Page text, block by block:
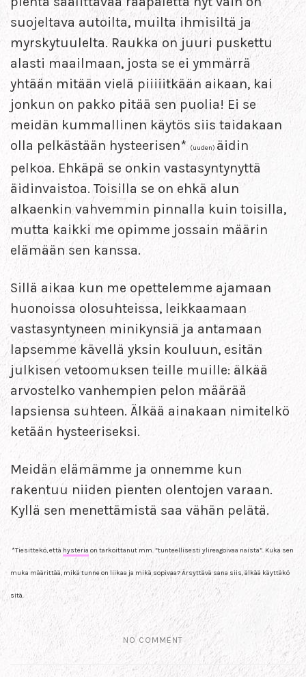
suojeltava autoilta, muilta ihmisiltä ja
myrskytuulelta. Raukka on juuri puskettu
alasti maailmaan, josta se ei ymmärrä
yhtään mitään vielä piiiiitkään aikaan, kai
jonkun on pakko pitää sen puolia! Ei se
meidän kummallinen käytös siis taidakaan
olla pelkästään hysteerisen* (uuden) äidin
pelkoa. Ehkäpä se onkin vastasyntynyttä
äidinvaistoa. Toisilla se on ehkä alun
alkaenkin vahvemmin pinnalla kuin toisilla,
mutta kaikki me opimme jossain määrin
elämään sen kanssa.
Sillä aikaa kun me opettelemme ajamaan
huonoissa olosuhteissa, leikkaamaan
vastasyntyneen minikynsiä ja antamaan
lapsemme kävellä yksin kouluun, esitän
julkisen vetoomuksen teille muille: älkää
arvostelko vanhempien pelon määrää
lapsiensa suhteen. Älkää ainakaan nimitelkö
ketään hysteeriseksi.
Meidän elämämme ja onnemme kun
rakentuu niiden pienten olentojen varaan.
Kyllä sen menettämistä saa vähän pelätä.
*Tiesittekö, että hysteria on tarkoittanut mm.”tunteellisesti ylireagoivaa naista”. Kuka sen
muka määrittää, mikä tunne on liikaa ja mikä sopivaa?Ärsyttävä sana siis, älkää käyttäkö
sitä.
NO COMMENT